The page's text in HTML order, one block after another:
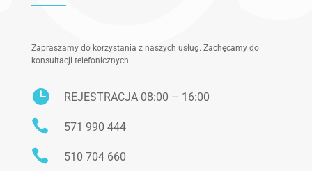
Zapraszamy do korzystania z naszych usług. Zachęcamy do
konsultacji telefonicznych.
 REJESTRACJA 08:00 – 16:00
 571 990 444
 510 704 660